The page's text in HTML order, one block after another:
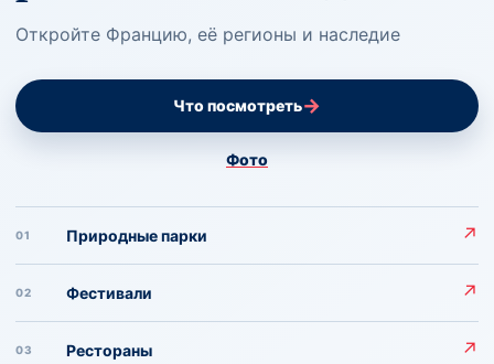
Откройте Францию, её регионы и наследие
Что посмотреть→
Фото
01 Природные парки ↗
02 Фестивали ↗
03 Рестораны ↗